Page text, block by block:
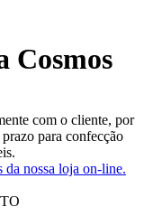
Cosmos
com o cliente, por
para confecção
da nossa loja on-line.